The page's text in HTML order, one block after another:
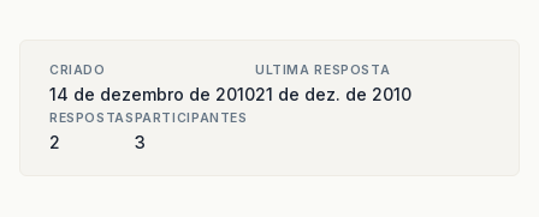
CRIADO
14 de dezembro de 2010
ULTIMA RESPOSTA
21 de dez. de 2010
RESPOSTAS
2
PARTICIPANTES
3